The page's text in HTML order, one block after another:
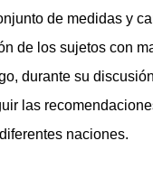
de medidas y
de los sujetos con
durante su
las
naciones.